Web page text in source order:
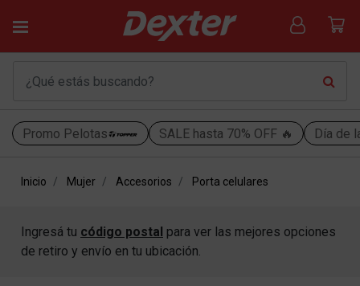
Promo Pelotas SALE hasta 70% OFF 🔥 Día de
Inicio Mujer Accesorios Porta celulares
Ingresá tu código postal para ver las mejores opciones
de retiro y envío en tu ubicación.